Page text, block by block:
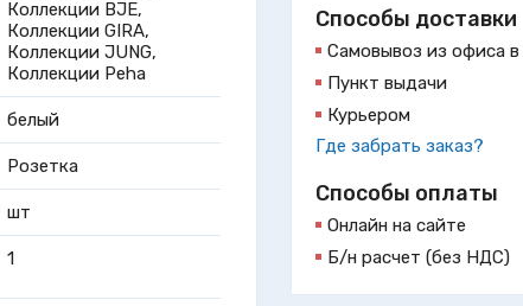
Способы доставки
Самовывоз из офиса
Пункт выдачи
Курьером
Где забрать заказ?
Способы оплаты
Онлайн на сайте
Б/н расчет (без НДС)
Коллекции BJE,
Коллекции GIRA,
Коллекции JUNG,
Коллекции Peha
белый
Розетка
шт
1